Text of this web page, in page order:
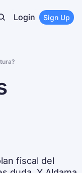
Login Sign Up
fiscal del